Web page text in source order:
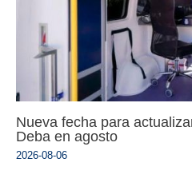
Nueva fecha para
Deba en agosto
2026-08-06